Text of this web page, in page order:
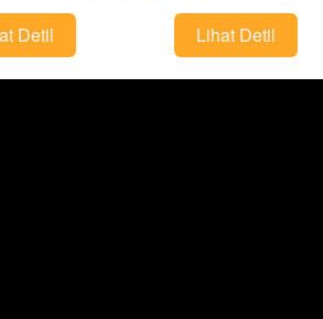
Detil `Lihat Detil